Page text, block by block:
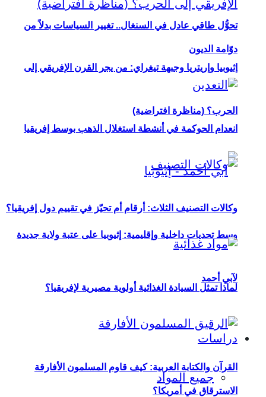
إثيوبيا وإريتريا وجبهة تيغراي: من يجر القرن الإفريقي إلى
الحرب؟ (مناظرة افتراضية)
وسط تحديات داخلية وإقليمية: إثيوبيا على عتبة ولاية جديدة
لآبي أحمد
دراسات
جميع المواد
تحوُّل طاقي عادل في السنغال.. تغيير السياسات بدلاً من
دوّامة الديون
انعدام الحوكمة في أنشطة استغلال الذهب بوسط إفريقيا
وكالات التصنيف الثلاث: أرقام أم تحيّز في تقييم دول إفريقيا؟
لماذا تمثل السيادة الغذائية أولوية مصيرية لإفريقيا؟
القرآن والكتابة العربية: كيف قاوم المسلمون الأفارقة
الاسترقاق في أمريكا؟